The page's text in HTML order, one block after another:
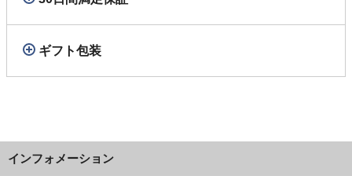
ギフト包装
インフォメーション